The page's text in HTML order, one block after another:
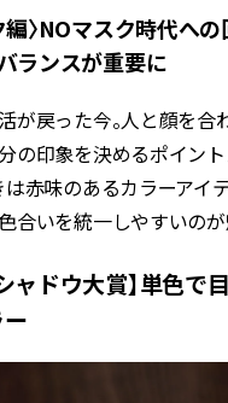
〉NOマスク時代への
ランスが重要に
が戻った今。人と顔を合
の印象を決めるポイン
は赤味のあるカラーアイ
合いを統一しやすいのが
ャドウ大賞】単色で